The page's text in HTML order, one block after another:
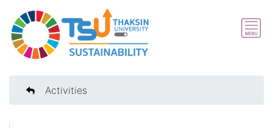
Activities